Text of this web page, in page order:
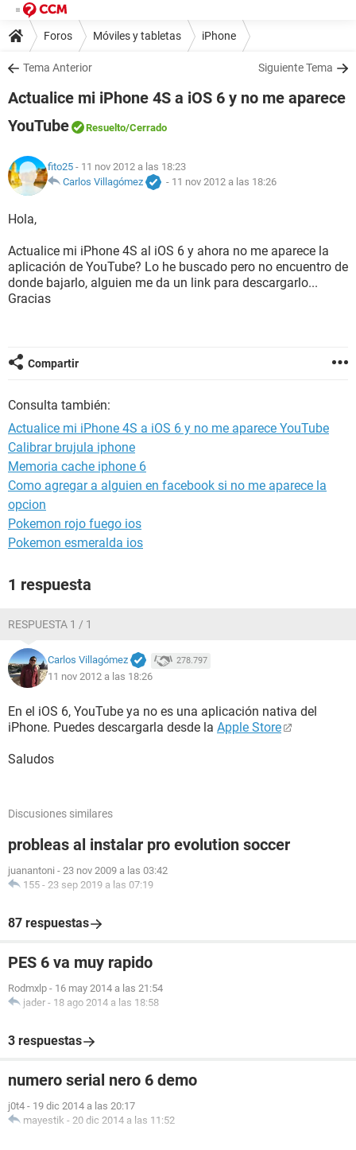
Foros Móviles y tabletas iPhone
Tema Anterior Siguiente Tema
Actualice mi iPhone 4S a iOS 6 y no me aparece
YouTube
Resuelto/Cerrado
fito25 - 11 nov 2012 a las 18:23
Carlos Villagómez
- 11 nov 2012 a las 18:26
Hola,
Actualice mi iPhone 4S al iOS 6 y ahora no me aparece la
aplicación de YouTube? Lo he buscado pero no encuentro de
donde bajarlo, alguien me da un link para descargarlo...
Gracias
Compartir
Consulta también:
Actualice mi iPhone 4S a iOS 6 y no me aparece YouTube
Calibrar brujula iphone
Memoria cache iphone 6
Como agregar a alguien en facebook si no me aparece la
opcion
Pokemon rojo fuego ios
Pokemon esmeralda ios
1 respuesta
RESPUESTA 1 / 1
Carlos Villagómez 278.797
11 nov 2012 a las 18:26
En el iOS 6, YouTube ya no es una aplicación nativa del
iPhone. Puedes descargarla desde la Apple Store
Saludos
Discusiones similares
probleas al instalar pro evolution soccer
juanantoni - 23 nov 2009 a las 03:42
155 - 23 sep 2019 a las 07:19
87 respuestas
PES 6 va muy rapido
Rodmxlp - 16 may 2014 a las 21:54
jader - 18 ago 2014 a las 18:58
3 respuestas
numero serial nero 6 demo
j0t4 - 19 dic 2014 a las 20:17
mayestik - 20 dic 2014 a las 11:52